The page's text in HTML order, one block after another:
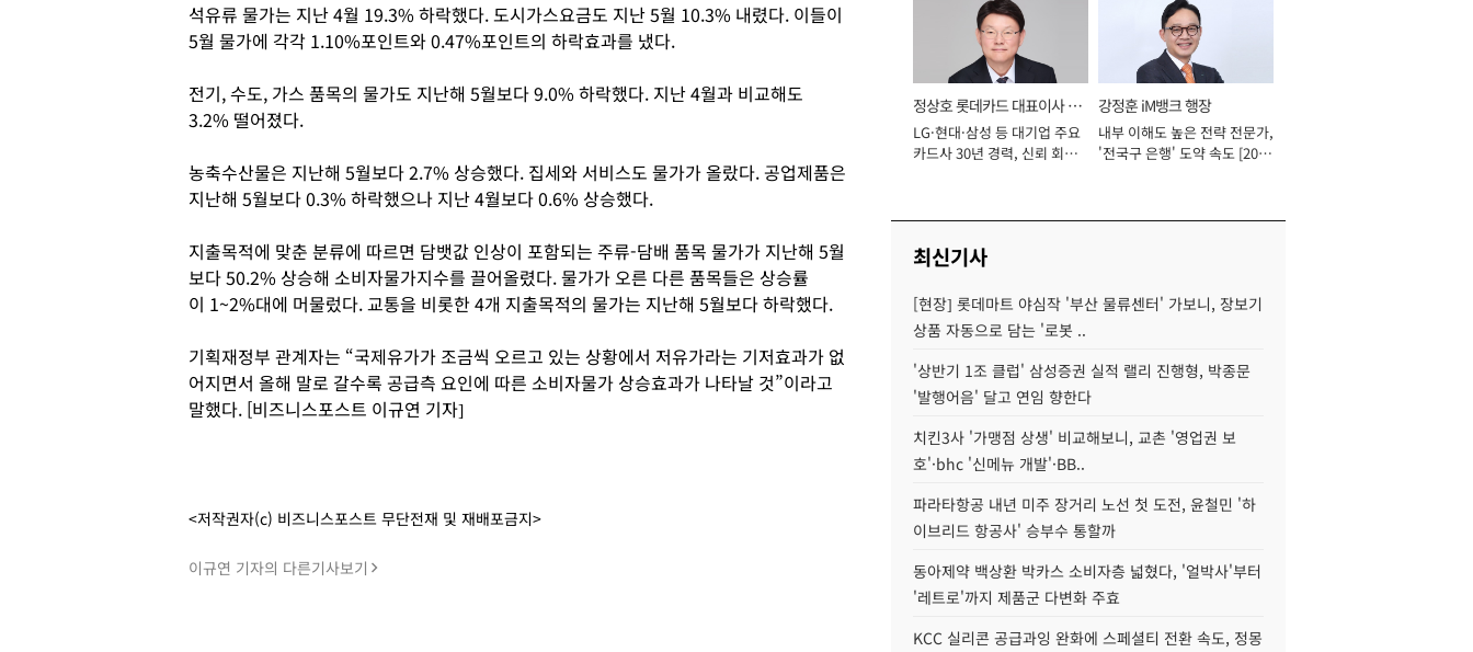
석유류 물가는 지난 4월 19.3% 하락했다. 도시가스요금도 지난 5월 10.3% 내렸다. 이들이
5월 물가에 각각 1.10%포인트와 0.47%포인트의 하락효과를 냈다.
전기, 수도, 가스 품목의 물가도 지난해 5월보다 9.0% 하락했다. 지난 4월과 비교해도
3.2% 떨어졌다.
농축수산물은 지난해 5월보다 2.7% 상승했다. 집세와 서비스도 물가가 올랐다. 공업제품은
지난해 5월보다 0.3% 하락했으나 지난 4월보다 0.6% 상승했다.
지출목적에 맞춘 분류에 따르면 담뱃값 인상이 포함되는 주류-담배 품목 물가가 지난해 5월
보다 50.2% 상승해 소비자물가지수를 끌어올렸다. 물가가 오른 다른 품목들은 상승률
이 1~2%대에 머물렀다. 교통을 비롯한 4개 지출목적의 물가는 지난해 5월보다 하락했다.
기획재정부 관계자는 “국제유가가 조금씩 오르고 있는 상황에서 저유가라는 기저효과가 없
어지면서 올해 말로 갈수록 공급측 요인에 따른 소비자물가 상승효과가 나타날 것”이라고
말했다. [비즈니스포스트 이규연 기자]
<저작권자(c) 비즈니스포스트 무단전재 및 재배포금지>
이규연 기자의 다른기사보기
정상호 롯데카드 대표이사 사
장
LG·현대·삼성 등 대기업 주요
카드사 30년 경력, 신뢰 회복
강정훈 iM뱅크 행장
내부 이해도 높은 전략 전문가,
'전국구 은행' 도약 속도 [2026
최신기사
[현장] 롯데마트 야심작 '부산 물류센터' 가보니, 장보기
상품 자동으로 담는 '로봇 ..
'상반기 1조 클럽' 삼성증권 실적 랠리 진행형, 박종문
'발행어음' 달고 연임 향한다
치킨3사 '가맹점 상생' 비교해보니, 교촌 '영업권 보
호'·bhc '신메뉴 개발'·BB..
파라타항공 내년 미주 장거리 노선 첫 도전, 윤철민 '하
이브리드 항공사' 승부수 통할까
동아제약 백상환 박카스 소비자층 넓혔다, '얼박사'부터
'레트로'까지 제품군 다변화 주효
KCC 실리콘 공급과잉 완화에 스페셜티 전환 속도, 정몽